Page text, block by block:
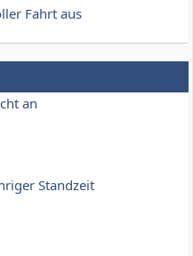
Fahrt aus
an
Standzeit